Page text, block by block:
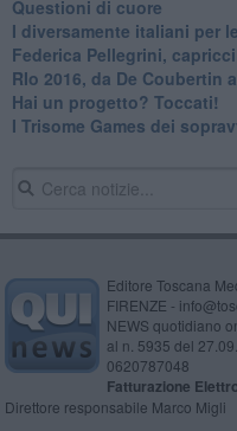
Questioni di cuore
I diversamente italiani per
Federica Pellegrini,
RIo 2016, da De Coubertin
​Hai un progetto? Toccati!
​I Trisome Games dei
Editore Toscana
FIRENZE -
NEWS quotidiano
al n. 5935 del
0620787048
Fatturazione
Direttore responsabile Marco Migli